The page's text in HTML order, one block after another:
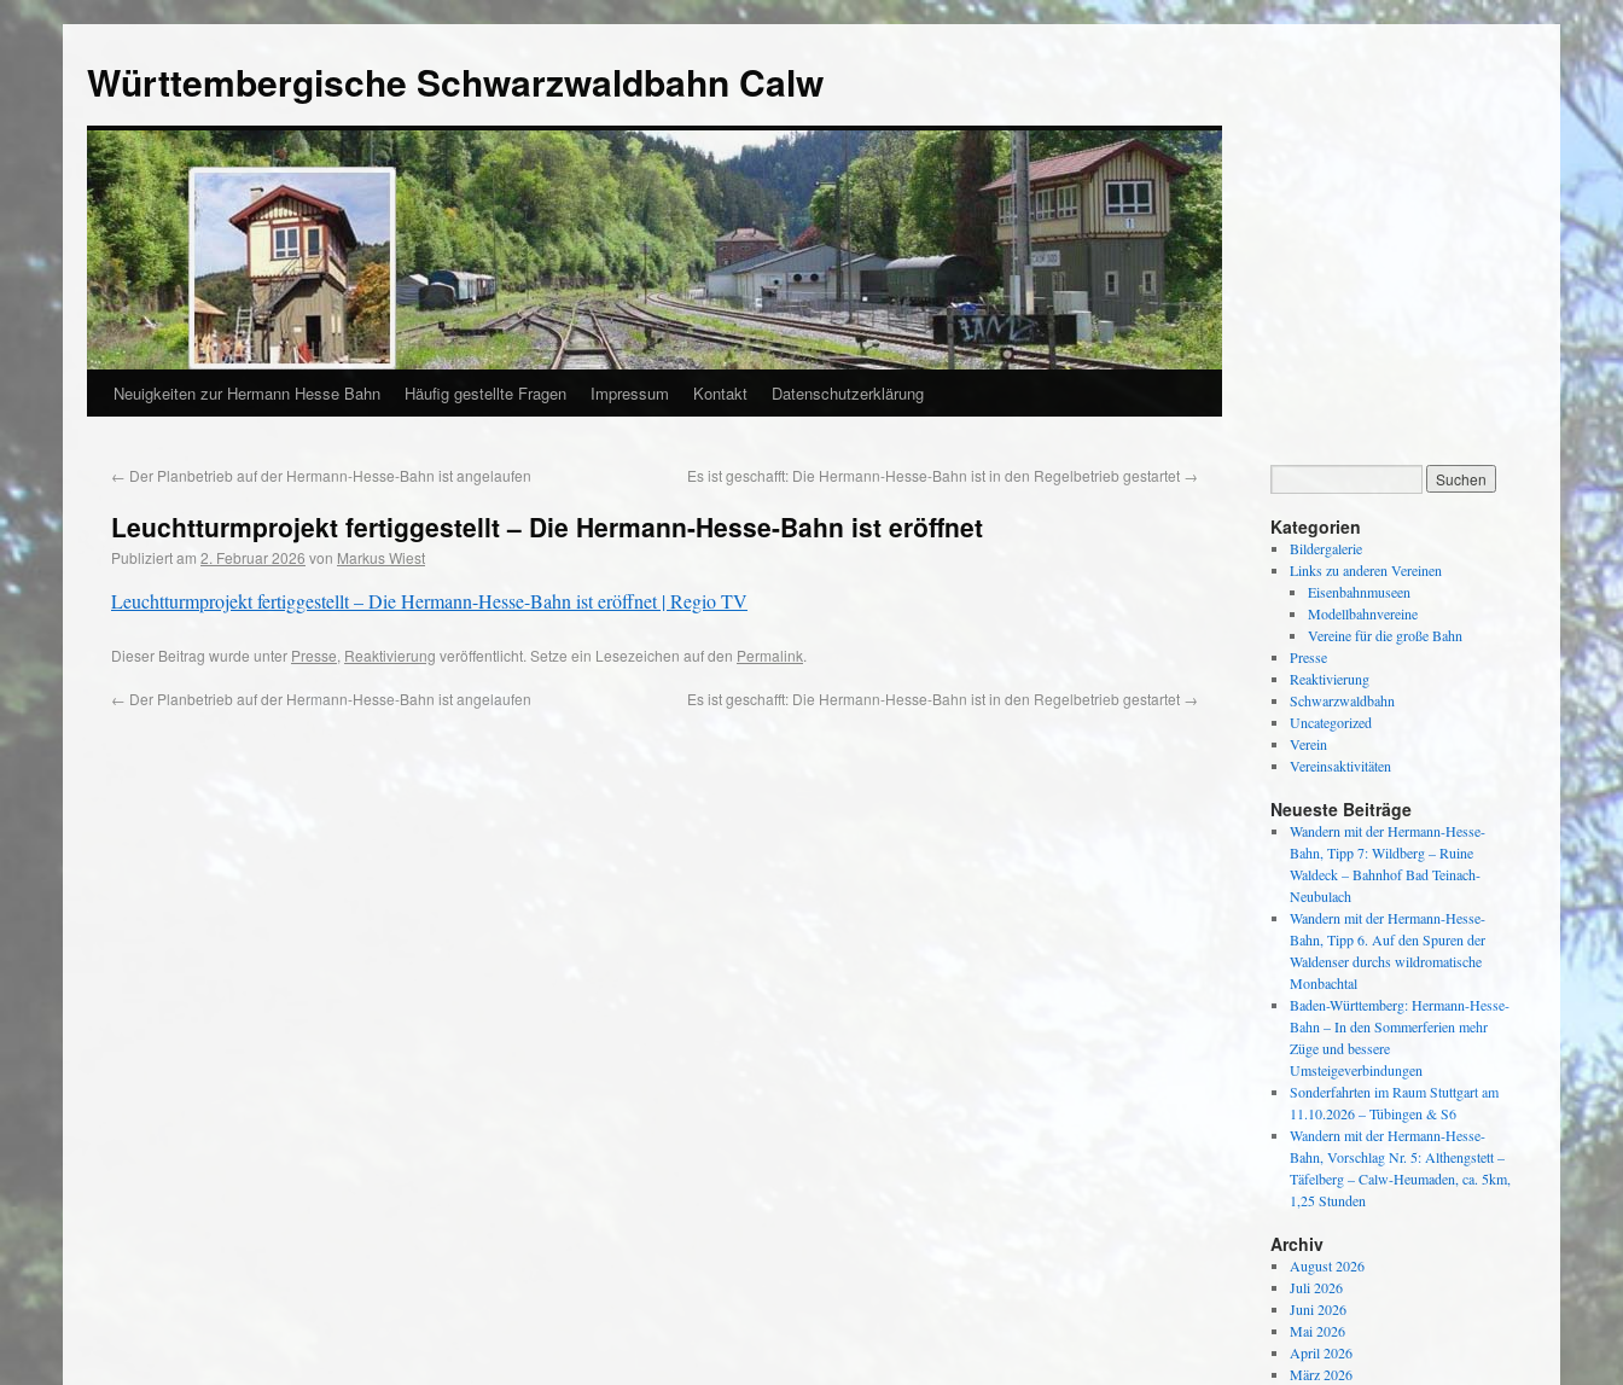
Württembergische Schwarzwaldbahn Calw
Neuigkeiten zur Hermann Hesse Bahn Häufig gestellte Fragen Impressum Kontakt Datenschutzerklärung
← Der Planbetrieb auf der Hermann-Hesse-Bahn ist angelaufen Es ist geschafft: Die Hermann-Hesse-Bahn ist in den Regelbetrieb gestartet →
Leuchtturmprojekt fertiggestellt – Die Hermann-Hesse-Bahn ist eröffnet
Publiziert am 2. Februar 2026 von Markus Wiest
Leuchtturmprojekt fertiggestellt – Die Hermann-Hesse-Bahn ist eröffnet | Regio TV
Dieser Beitrag wurde unter Presse, Reaktivierung veröffentlicht. Setze ein Lesezeichen auf den Permalink.
← Der Planbetrieb auf der Hermann-Hesse-Bahn ist angelaufen Es ist geschafft: Die Hermann-Hesse-Bahn ist in den Regelbetrieb gestartet →
Kategorien
Bildergalerie
Links zu anderen Vereinen
Eisenbahnmuseen
Modellbahnvereine
Vereine für die große Bahn
Presse
Reaktivierung
Schwarzwaldbahn
Uncategorized
Verein
Vereinsaktivitäten
Neueste Beiträge
Wandern mit der Hermann-Hesse-
Bahn, Tipp 7: Wildberg – Ruine
Waldeck – Bahnhof Bad Teinach-
Neubulach
Wandern mit der Hermann-Hesse-
Bahn, Tipp 6. Auf den Spuren der
Waldenser durchs wildromatische
Monbachtal
Baden-Württemberg: Hermann-Hesse-
Bahn – In den Sommerferien mehr
Züge und bessere
Umsteigeverbindungen
Sonderfahrten im Raum Stuttgart am
11.10.2026 – Tübingen & S6
Wandern mit der Hermann-Hesse-
Bahn, Vorschlag Nr. 5: Althengstett –
Täfelberg – Calw-Heumaden, ca. 5km,
1,25 Stunden
Archiv
August 2026
Juli 2026
Juni 2026
Mai 2026
April 2026
März 2026